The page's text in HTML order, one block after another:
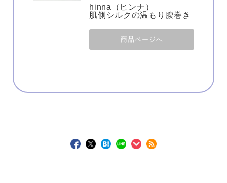
hinna（ヒンナ）
肌側シルクの温もり腹巻き
商品ページへ